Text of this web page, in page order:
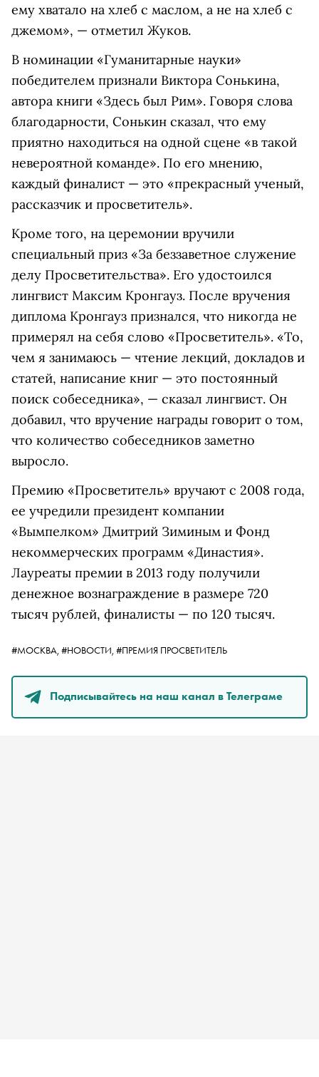
ему хватало на хлеб с маслом, а не на хлеб с
джемом», — отметил Жуков.
В номинации «Гуманитарные науки»
победителем признали Виктора Сонькина,
автора книги «Здесь был Рим». Говоря слова
благодарности, Сонькин сказал, что ему
приятно находиться на одной сцене «в такой
невероятной команде». По его мнению,
каждый финалист — это «прекрасный ученый,
рассказчик и просветитель».
Кроме того, на церемонии вручили
специальный приз «За беззаветное служение
делу Просветительства». Его удостоился
лингвист Максим Кронгауз. После вручения
диплома Кронгауз признался, что никогда не
примерял на себя слово «Просветитель». «То,
чем я занимаюсь — чтение лекций, докладов и
статей, написание книг — это постоянный
поиск собеседника», — сказал лингвист. Он
добавил, что вручение награды говорит о том,
что количество собеседников заметно
выросло.
Премию «Просветитель» вручают с 2008 года,
ее учредили президент компании
«Вымпелком» Дмитрий Зиминым и Фонд
некоммерческих программ «Династия».
Лауреаты премии в 2013 году получили
денежное вознаграждение в размере 720
тысяч рублей, финалисты — по 120 тысяч.
#МОСКВА, #НОВОСТИ, #ПРЕМИЯ ПРОСВЕТИТЕЛЬ
Подписывайтесь на наш канал в Телеграме